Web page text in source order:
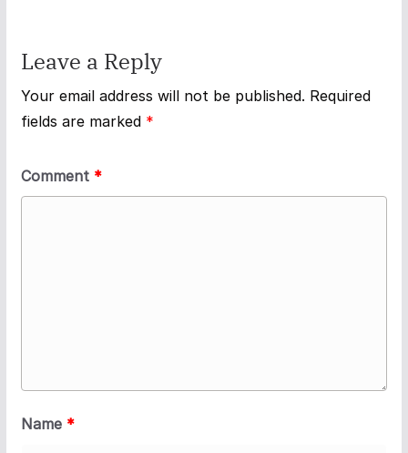
Leave a Reply
Your email address will not be published. Required
fields are marked *
Comment *
Name *